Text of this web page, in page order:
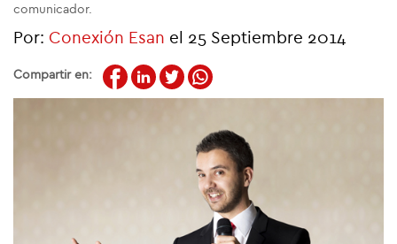
comunicador.
Por: Conexión Esan el 25 Septiembre 2014
Compartir en: